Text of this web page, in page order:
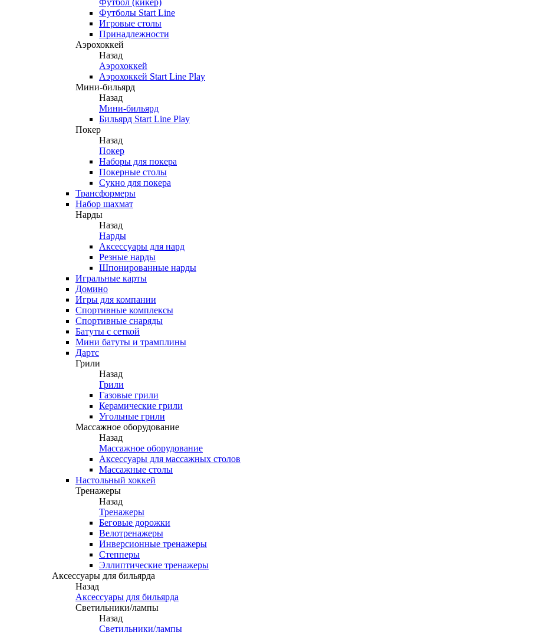
Футбол (кикер)
Футболы Start Line
Игровые столы
Принадлежности
Аэрохоккей
Назад
Аэрохоккей
Аэрохоккей Start Line Play
Мини-бильярд
Назад
Мини-бильярд
Бильярд Start Line Play
Покер
Назад
Покер
Наборы для покера
Покерные столы
Сукно для покера
Трансформеры
Набор шахмат
Нарды
Назад
Нарды
Аксессуары для нард
Резные нарды
Шпонированные нарды
Игральные карты
Домино
Игры для компании
Спортивные комплексы
Спортивные снаряды
Батуты с сеткой
Мини батуты и трамплины
Дартс
Грили
Назад
Грили
Газовые грили
Керамические грили
Угольные грили
Массажное оборудование
Назад
Массажное оборудование
Аксессуары для массажных столов
Массажные столы
Настольный хоккей
Тренажеры
Назад
Тренажеры
Беговые дорожки
Велотренажеры
Инверсионные тренажеры
Степперы
Эллиптические тренажеры
Аксессуары для бильярда
Назад
Аксессуары для бильярда
Светильники/лампы
Назад
Светильники/лампы